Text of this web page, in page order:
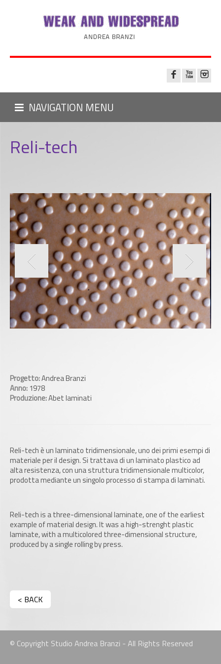
NAVIGATION MENU
Reli-tech
Progetto:Andrea Branzi
Anno: 1978
Produzione:Abet laminati
Reli-tech è un laminato tridimensionale, uno dei primi esempi di
materiale per il design. Si trattava di un laminato plastico ad
alta resistenza, con una struttura tridimensionale multicolor,
prodotta mediante un singolo processo di stampa di laminati.
Reli-tech is a three-dimensional laminate, one of the earliest
example of material design. It was a high-strenght plastic
laminate, with a multicolored three-dimensional structure,
produced by a single rolling by press.
< BACK
© Copyright Studio Andrea Branzi - All Rights Reserved